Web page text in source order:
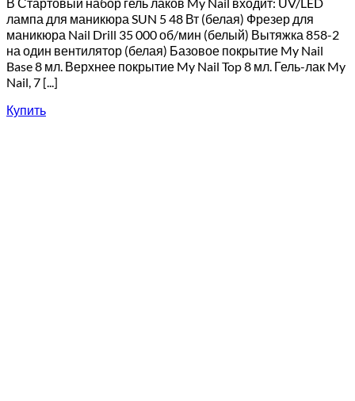
лампа для маникюра SUN 5 48 Вт (белая) Фрезер для
маникюра Nail Drill 35 000 об/мин (белый) Вытяжка 858-2
на один вентилятор (белая) Базовое покрытие My Nail
Base 8 мл. Верхнее покрытие My Nail Top 8 мл. Гель-лак My
Nail, 7 [...]
Купить